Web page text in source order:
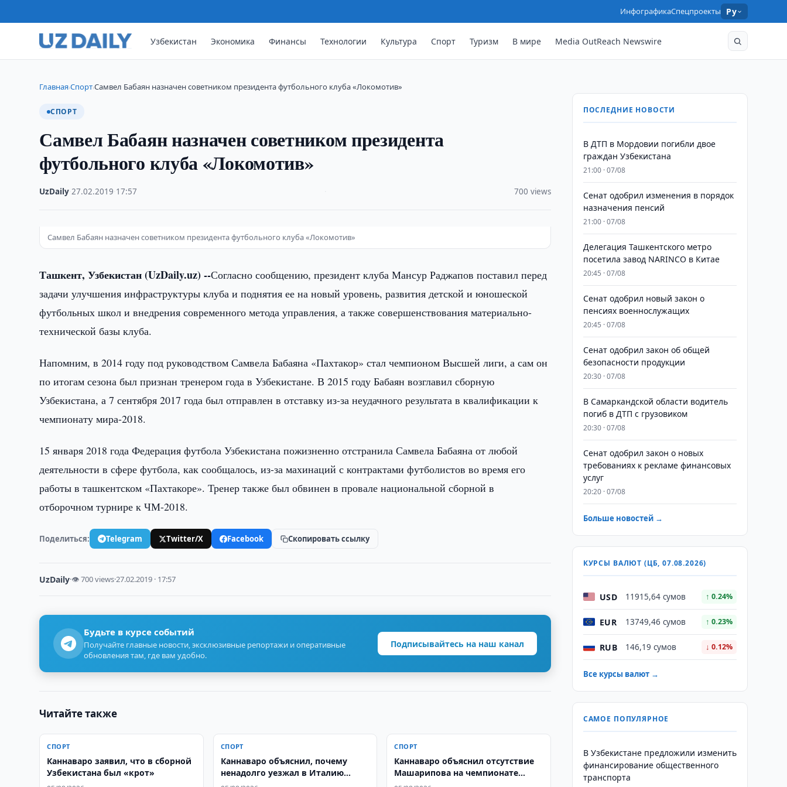
ИнфографикаСпецпроекты Ру
Узбекистан Экономика Финансы Технологии Культура Спорт Туризм В мире Media OutReach Newswire
Главная›Спорт›Самвел Бабаян назначен советником президента футбольного клуба «Локомотив»
СПОРТ
Самвел Бабаян назначен советником президента
футбольного клуба «Локомотив»
UzDaily ·27.02.2019 17:57 700 views
Самвел Бабаян назначен советником президента футбольного клуба «Локомотив»
Ташкент, Узбекистан (UzDaily.uz) --Согласно сообщению, президент клуба Мансур Раджапов поставил перед
задачи улучшения инфраструктуры клуба и поднятия ее на новый уровень, развития детской и юношеской
футбольных школ и внедрения современного метода управления, а также совершенствования материально-
технической базы клуба.
Напомним, в 2014 году под руководством Самвела Бабаяна «Пахтакор» стал чемпионом Высшей лиги, а сам он
по итогам сезона был признан тренером года в Узбекистане. В 2015 году Бабаян возглавил сборную
Узбекистана, а 7 сентября 2017 года был отправлен в отставку из-за неудачного результата в квалификации к
чемпионату мира-2018.
15 января 2018 года Федерация футбола Узбекистана пожизненно отстранила Самвела Бабаяна от любой
деятельности в сфере футбола, как сообщалось, из-за махинаций с контрактами футболистов во время его
работы в ташкентском «Пахтакоре». Тренер также был обвинен в провале национальной сборной в
отборочном турнире к ЧМ-2018.
Поделиться: Telegram Twitter/X Facebook Скопировать ссылку
UzDaily·👁 700 views·27.02.2019 · 17:57
Будьте в курсе событий
Получайте главные новости, эксклюзивные репортажи и оперативные
обновления там, где вам удобно.
Подписывайтесь на наш канал
Читайте также
СПОРТ
Каннаваро заявил, что в сборной
Узбекистана был «крот»
СПОРТ
Каннаваро объяснил, почему
ненадолго уезжал в Италию
после чемпионата мира
СПОРТ
Каннаваро объяснил отсутствие
Машарипова на чемпионате
мира
ПОСЛЕДНИЕ НОВОСТИ
В ДТП в Мордовии погибли двое
граждан Узбекистана
21:00 · 07/08
Сенат одобрил изменения в порядок
назначения пенсий
21:00 · 07/08
Делегация Ташкентского метро
посетила завод NARINCO в Китае
20:45 · 07/08
Сенат одобрил новый закон о
пенсиях военнослужащих
20:45 · 07/08
Сенат одобрил закон об общей
безопасности продукции
20:30 · 07/08
В Самаркандской области водитель
погиб в ДТП с грузовиком
20:30 · 07/08
Сенат одобрил закон о новых
требованиях к рекламе финансовых
услуг
20:20 · 07/08
Больше новостей →
КУРСЫ ВАЛЮТ (ЦБ, 07.08.2026)
USD 11915,64 сумов ↑ 0.24%
EUR 13749,46 сумов ↑ 0.23%
RUB 146,19 сумов ↓ 0.12%
Все курсы валют →
САМОЕ ПОПУЛЯРНОЕ
В Узбекистане предложили изменить
финансирование общественного
транспорта